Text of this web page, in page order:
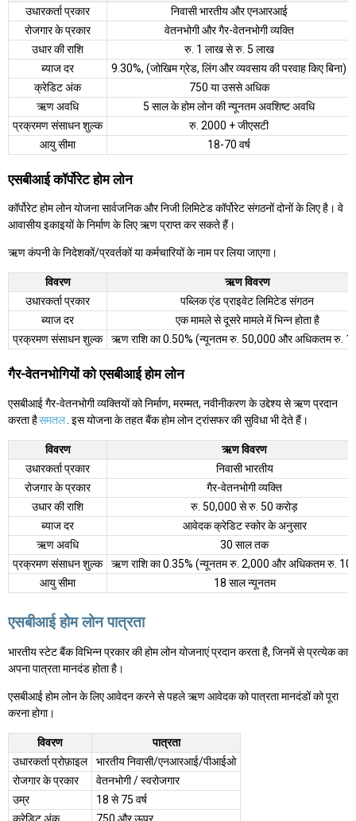
उधारकर्ता प्रकार
निवासी भारतीय और एनआरआई
रोजगार के प्रकार
वेतनभोगी और गैर-वेतनभोगी व्यक्ति
उधार की राशि
रु. 1 लाख से रु. 5 लाख
ब्याज दर
9.30%, (जोखिम ग्रेड, लिंग और व्यवसाय की परवाह किए बिना)
क्रेडिट अंक
750 या उससे अधिक
ऋण अवधि
5 साल के होम लोन की न्यूनतम अवशिष्ट अवधि
प्रक्रमण संसाधन शुल्क
रु. 2000 + जीएसटी
आयु सीमा
18-70 वर्ष
एसबीआई कॉर्पोरेट होम लोन
कॉर्पोरेट होम लोन योजना सार्वजनिक और निजी लिमिटेड कॉर्पोरेट संगठनों दोनों के लिए है। वे
आवासीय इकाइयों के निर्माण के लिए ऋण प्राप्त कर सकते हैं।
ऋण कंपनी के निदेशकों/प्रवर्तकों या कर्मचारियों के नाम पर लिया जाएगा।
विवरण
ऋण विवरण
उधारकर्ता प्रकार
पब्लिक एंड प्राइवेट लिमिटेड संगठन
ब्याज दर
एक मामले से दूसरे मामले में भिन्न होता है
प्रक्रमण संसाधन शुल्क
ऋण राशि का 0.50% (न्यूनतम रु. 50,000 और अधिकतम रु.
गैर-वेतनभोगियों को एसबीआई होम लोन
एसबीआई गैर-वेतनभोगी व्यक्तियों को निर्माण, मरम्मत, नवीनीकरण के उद्देश्य से ऋण प्रदान
करता हैसमतल . इस योजना के तहत बैंक होम लोन ट्रांसफर की सुविधा भी देते हैं।
विवरण
ऋण विवरण
उधारकर्ता प्रकार
निवासी भारतीय
रोजगार के प्रकार
गैर-वेतनभोगी व्यक्ति
उधार की राशि
रु. 50,000 से रु. 50 करोड़
ब्याज दर
आवेदक क्रेडिट स्कोर के अनुसार
ऋण अवधि
30 साल तक
प्रक्रमण संसाधन शुल्क
ऋण राशि का 0.35% (न्यूनतम रु. 2,000 और अधिकतम रु.
आयु सीमा
18 साल न्यूनतम
एसबीआई होम लोन पात्रता
भारतीय स्टेट बैंक विभिन्न प्रकार की होम लोन योजनाएं प्रदान करता है, जिनमें से प्रत्येक का
अपना पात्रता मानदंड होता है।
एसबीआई होम लोन के लिए आवेदन करने से पहले ऋण आवेदक को पात्रता मानदंडों को पूरा
करना होगा।
विवरण
पात्रता
उधारकर्ता प्रोफ़ाइल
भारतीय निवासी/एनआरआई/पीआईओ
रोजगार के प्रकार
वेतनभोगी / स्वरोजगार
उम्र
18 से 75 वर्ष